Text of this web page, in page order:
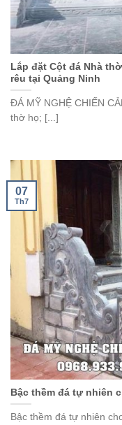
Lắp đặt Cột đá Nhà
rêu tại Quảng Ninh
ĐÁ MỸ NGHỆ CHIẾN
thờ họ; [...]
Bậc thềm đá tự nhiên
Bậc thềm đá tự nhiên
07
Th7